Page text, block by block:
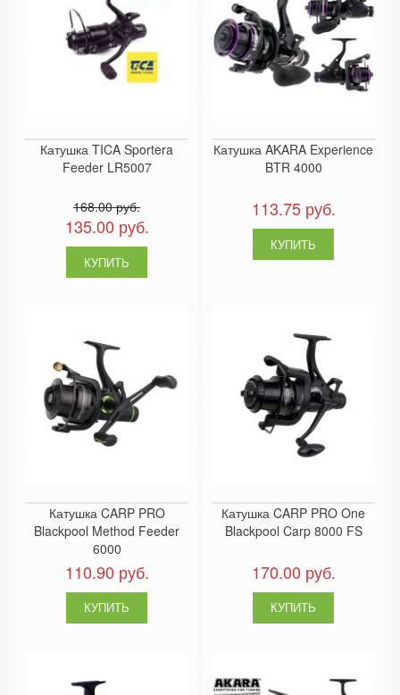
Катушка TICA Sportera
Feeder LR5007
168.00 руб.
135.00 руб.
Катушка AKARA Experience
BTR 4000
113.75 руб.
Катушка CARP PRO
Blackpool Method Feeder
6000
110.90 руб.
Катушка CARP PRO One
Blackpool Carp 8000 FS
170.00 руб.